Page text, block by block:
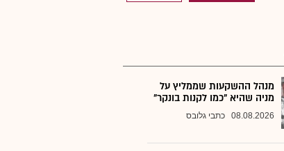
מנהל ההשקעות שממליץ על
מניה שהיא "כמו לקנות בונקר"
08.08.2026 כתבי גלובס